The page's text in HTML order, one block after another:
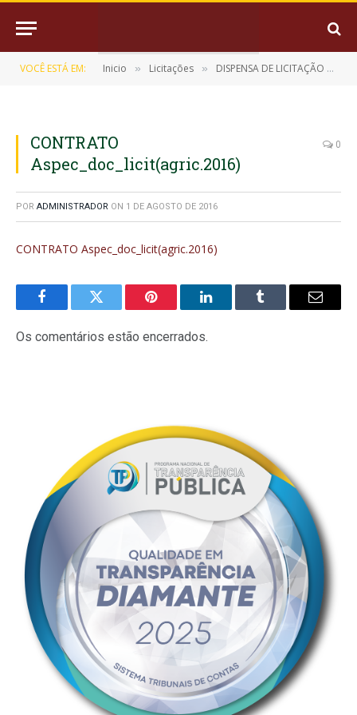
VOCÊ ESTÁ EM: Inicio » Licitações » DISPENSA DE LICITAÇÃO Nº 7/2016-041801– CPL/PMM
CONTRATO
Aspec_doc_licit(agric.2016)
0
POR ADMINISTRADOR ON 1 DE AGOSTO DE 2016
CONTRATO Aspec_doc_licit(agric.2016)
FacebookTwitter Pinterest LinkedInTumblr
E-
Os comentários estão encerrados.